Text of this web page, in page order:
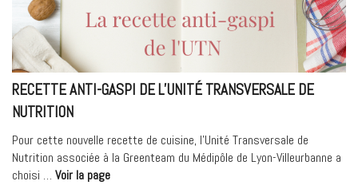
Privé
recrute »
RECETTE ANTI-GASPI DE L’UNITÉ TRANSVERSALE DE
NUTRITION
Pour cette nouvelle recette de cuisine, l’Unité Transversale de
Nutrition associée à la Greenteam du Médipôle de Lyon-Villeurbanne a
choisi … Voir la page« Recette